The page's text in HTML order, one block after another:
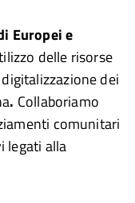
Europei e
delle risorse
digitalizzazione dei
. Collaboriamo
comunitari
legati alla